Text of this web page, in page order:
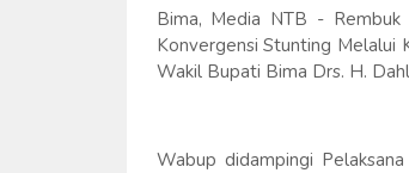
Bima, Media NTB -
Konvergensi Stunting Melalui
Wakil Bupati Bima Drs. H.
Wabup didampingi